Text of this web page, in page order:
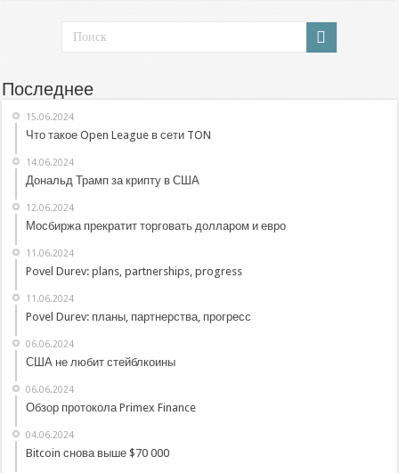
Последнее
15.06.2024
Что такое Open League в сети TON
14.06.2024
Дональд Трамп за крипту в США
12.06.2024
Мосбиржа прекратит торговать долларом и евро
11.06.2024
Povel Durev: plans, partnerships, progress
11.06.2024
Povel Durev: планы, партнерства, прогресс
06.06.2024
США не любит стейблкоины
06.06.2024
Обзор протокола Primex Finance
04.06.2024
Bitcoin снова выше $70 000